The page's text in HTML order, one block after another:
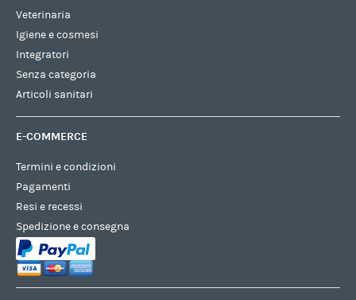
Veterinaria
Igiene e cosmesi
Integratori
Senza categoria
Articoli sanitari
E-COMMERCE
Termini e condizioni
Pagamenti
Resi e recessi
Spedizione e consegna